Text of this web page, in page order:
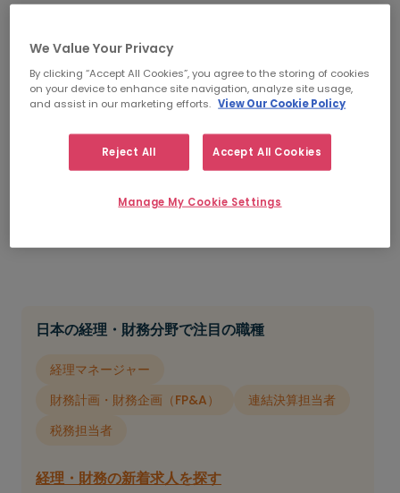
ション（DX）も進展しており、フィンテックやデータ
分析など、経理・財務とITの両方の素養を持つ人材の
需要も急増しています。
外資系・日系を問わず、グローバル企業ではレポーテ
ィング業務の海外移管が進んでいますが、国内にテク
たいというニーズは依然として強く、2026年の経理・
日本の経理・財務分野で注目の職種
経理マネージャー
財務計画・財務企画（FP&A）
連結決算担当者
税務担当者
経理・財務の新着求人を探す
We Value Your Privacy
By clicking “Accept All Cookies”, you agree to the storing of cookies
on your device to enhance site navigation, analyze site usage,
and assist in our marketing efforts. View Our Cookie Policy
Reject All Accept All Cookies
Manage My Cookie Settings